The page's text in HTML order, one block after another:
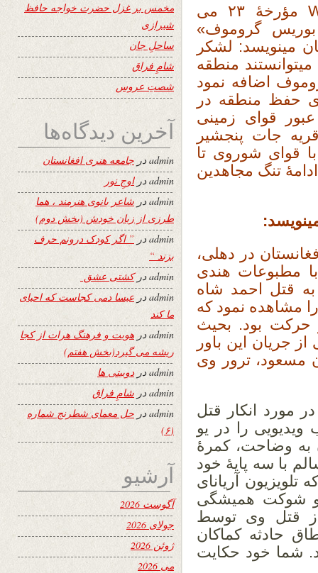
مؤرخۀ ۲۳ می
بوریس گروموف»
مینویسد: لشکر
منطقه
اضافه نمود
حفظ منطقه در
عبور قوای زمینی
جات پنجشیر
قوای شوروی تا
تنگ مجاهدین
افغانستان در دهلی،
مطبوعات هندی
به قتل احمد شاه
مشاهده نمود که
حرکت بود. بحیث
جریان این باور
مسعود، ترور وی
مورد انکار قتل
را در یو
به وضاحت، کمرۀ
با سه پایۀ خود
آریانای
و شوکت همیشگی
از قتل وی توسط
حادثه کماکان
شما خود حکایت
مخمس بر غزل حضرت خواجه حافظ
شیرازی
ساحلِ جان
شامِ فراق
شصتِ عروس
آخرین دیدگاه‌ها
adminدر جامعه هنری افغانستان
adminدراوجِ نور
adminدر شاعر بانوی هنرمند ، هما
طرزی از زبان خودش (بخش دوم)
adminدر ” اگر کودک درونم حرف
بزند “
adminدرکشتی عشق
adminدر عیسا دمی کجاست که احیای
ما کند
adminدر هویت و فرهنگ هرات از کجا
ریشه می گیرد(بخش هفتم)
admin دردوبیتی ها
adminدر شامِ فراق
admin در حل معمای شطرنج شماره
(۶)
آرشیو
آگوست 2026
جولای 2026
ژوئن 2026
می 2026